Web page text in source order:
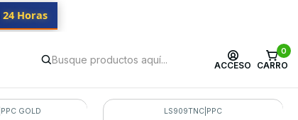
ACCESO
0
CARRO
24 Horas
PPC GOLD LS909TNC| PPC